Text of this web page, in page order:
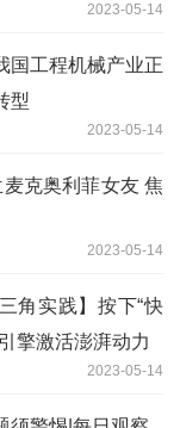
2023-05-14
国工程机械产业正
型
2023-05-14
克奥利菲女友 焦
2023-05-14
角实践】按下“快
擎激活澎湃动力
2023-05-14